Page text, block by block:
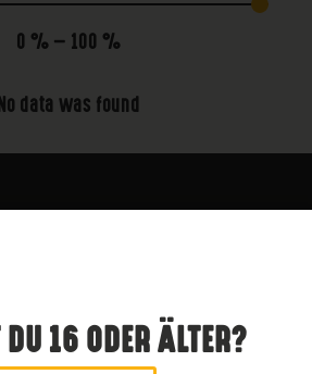
0 % — 100 %
No data was found
16 ODER ÄLTER?